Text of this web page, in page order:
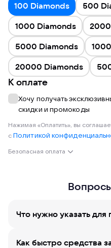
100 Diamonds
500
1000 Diamonds
5000 Diamonds
20000 Diamonds
К оплате
Хочу получать
скидки и промокоды
Нажимая «Оплатить», вы
с Политикой
Безопасная оплата
Что нужно указать для
Как быстро средства